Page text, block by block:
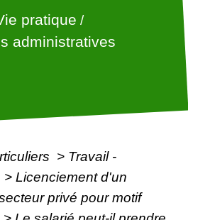
pratique /
administratives
> Travail -
> Licenciement d'un
privé pour motif